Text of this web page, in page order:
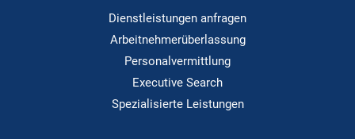
Dienstleistungen anfragen
Arbeitnehmerüberlassung
Personalvermittlung
Executive Search
Spezialisierte Leistungen